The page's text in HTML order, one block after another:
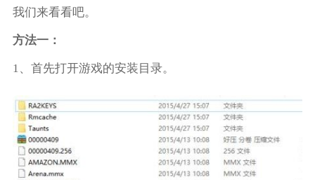
我们来看看吧。
方法一：
1、首先打开游戏的安装目录。